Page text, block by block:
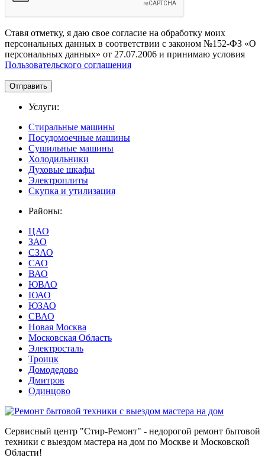
Ставя отметку, я даю свое согласие на обработку моих
персональных данных в соответствии с законом №152-ФЗ «О
персональных данных» от 27.07.2006 и принимаю условия
Пользовательского соглашения
Отправить
Услуги:
Стиральные машины
Посудомоечные машины
Сушильные машины
Холодильники
Духовые шкафы
Электроплиты
Скупка и утилизация
Районы:
ЦАО
ЗАО
СЗАО
САО
ВАО
ЮВАО
ЮАО
ЮЗАО
СВАО
Новая Москва
Московская Область
Электросталь
Троицк
Домодедово
Дмитров
Одинцово
Сервисный центр "Стир-Ремонт" - недорогой ремонт бытовой
техники с выездом мастера на дом по Москве и Московской
Области!